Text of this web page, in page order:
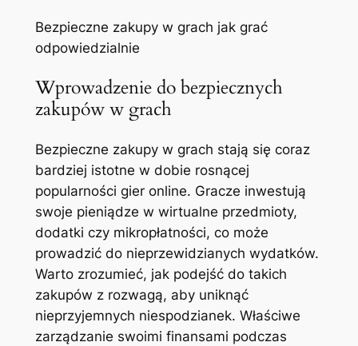
Bezpieczne zakupy w grach jak grać
odpowiedzialnie
Wprowadzenie do bezpiecznych
zakupów w grach
Bezpieczne zakupy w grach stają się coraz
bardziej istotne w dobie rosnącej
popularności gier online. Gracze inwestują
swoje pieniądze w wirtualne przedmioty,
dodatki czy mikropłatności, co może
prowadzić do nieprzewidzianych wydatków.
Warto zrozumieć, jak podejść do takich
zakupów z rozwagą, aby uniknąć
nieprzyjemnych niespodzianek. Właściwe
zarządzanie swoimi finansami podczas